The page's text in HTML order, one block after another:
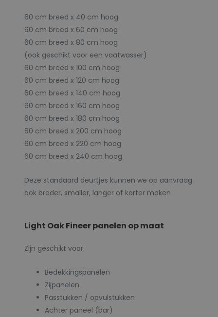
60 cm breed x 40 cm hoog
60 cm breed x 60 cm hoog
60 cm breed x 80 cm hoog
(ook geschikt voor een vaatwasser)
60 cm breed x 100 cm hoog
60 cm breed x 120 cm hoog
60 cm breed x 140 cm hoog
60 cm breed x 160 cm hoog
60 cm breed x 180 cm hoog
60 cm breed x 200 cm hoog
60 cm breed x 220 cm hoog
60 cm breed x 240 cm hoog
Deze standaard deurtjes kunnen we op aanvraag
ook breder, smaller, langer of korter maken
Light Oak Fineer panelen op maat
Zijn geschikt voor:
Bedekkingspanelen
Zijpanelen
Passtukken / opvulstukken
Achter paneel (bar)